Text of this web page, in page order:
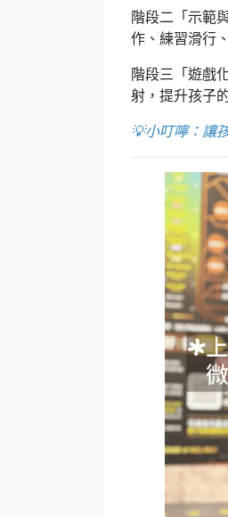
階段二「示範
作、練習滑行
階段三「遊戲
射，提升孩子
💡小叮嚀：讓